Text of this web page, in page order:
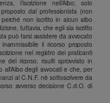
l’iscrizione nell’Albo; solo
dal professionista (non
non iscritto in alcun albo
tuttavia, che egli sia iscritto
può farsi assistere da avvocato
il ricorso proposto
nel registro dei praticanti
del ricorso, risulti sprovvisto in
degli avvocati e che, per
al C.N.F. nè sottoscrivere da
avverso decisione C.d.O. di